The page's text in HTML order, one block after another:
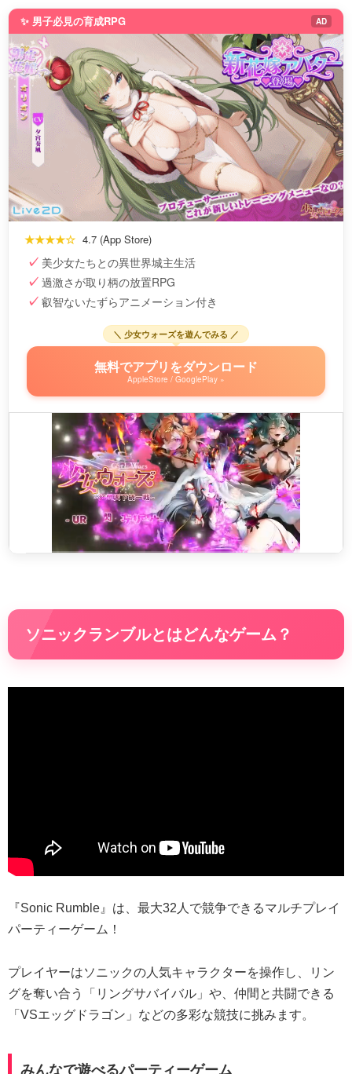
✨ 男子必見の育成RPG AD
★★★★☆ 4.7 (App Store)
美少女たちとの異世界城主生活
過激さが取り柄の放置RPG
叡智ないたずらアニメーション付き
＼ 少女ウォーズを遊んでみる ／
無料でアプリをダウンロード
AppleStore / GooglePlay »
ソニックランブルとはどんなゲーム？
『Sonic Rumble』は、最大32人で競争できるマルチプレイ
パーティーゲーム！
プレイヤーはソニックの人気キャラクターを操作し、リン
グを奪い合う「リングサバイバル」や、仲間と共闘できる
「VSエッグドラゴン」などの多彩な競技に挑みます。
みんなで遊べるパーティーゲーム